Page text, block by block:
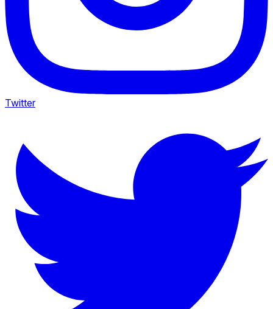
Twitter